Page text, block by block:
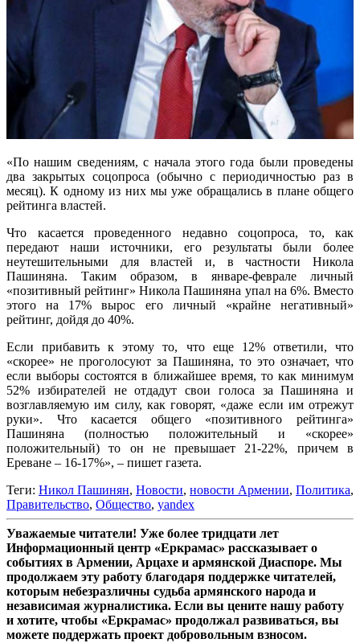
«По нашим сведениям, с начала этого года были проведены
два закрытых соцопроса (обычно с периодичностью раз в
месяц). К одному из них мы уже обращались в плане общего
рейтинга властей.
Что касается проведенного недавно соцопроса, то, как
передают наши источники, его результаты были более
неутешительными для властей и, в частности Никола
Пашиняна. Таким образом, в январе-феврале личный
«позитивный рейтинг» Никола Пашиняна упал на 6%. Вместо
этого на 17% вырос его личный «крайне негативный»
рейтинг, дойдя до 40%.
Если прибавить к этому то, что еще 12% ответили, что
«скорее» не проголосуют за Пашиняна, то это означает, что
если выборы состоятся в ближайшее время, то как минимум
52% избирателей не отдадут свои голоса за Пашиняна и
возглавляемую им силу, как говорят, «даже если им отрежут
руки». Что касается общего «позитивного рейтинга»
Пашиняна (полностью положительный и «скорее»
положительный) то он не превышает 21-22%, причем в
Ереване – 16-17%», – пишет газета.
Теги: Никол Пашинян, Новости, новости Армении, Политика,
Правительство, Общество, yandex
Уважаемые читатели! Уже более тридцати лет
Информационный центр «Еркрамас» рассказывает о
событиях в Армении, Арцахе и армянской Диаспоре. Мы
продолжаем эту работу благодаря поддержке читателей,
которым небезразличны судьба армянского народа и
независимая журналистика. Если вы цените нашу работу
и хотите, чтобы «Еркрамас» продолжал развиваться, вы
можете поддержать проект добровольным взносом.